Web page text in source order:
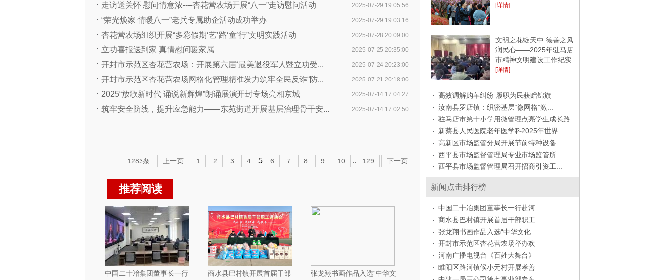
走访送关怀 慰问情意浓----杏花营农场开展“八一”走访慰问活动 2025-07-29 19:05:56
“荣光焕家 情暖八一”老兵专属助企活动成功举办 2025-07-29 19:03:16
杏花营农场组织开展“多彩假期‘艺’路‘童’行”文明实践活动 2025-07-28 20:09:00
立功喜报送到家 真情慰问暖家属 2025-07-25 20:35:00
开封市示范区杏花营农场：开展第六届“最美退役军人暨立功受... 2025-07-24 20:23:00
开封市示范区杏花营农场网格化管理精准发力筑牢全民反诈“防... 2025-07-21 20:18:00
2025“放歌新时代 诵说新辉煌”朗诵展演开封专场亮相京城 2025-07-14 17:04:27
筑牢安全防线，提升应急能力——东苑街道开展基层治理骨干安... 2025-07-14 17:02:50
1283条 上一页 1 2 3 4 5 6 7 8 9 10 .. 129 下一页
推荐阅读
中国二十冶集团董事长一行
商水县巴村镇开展首届干部
张龙翔书画作品入选“中华文
[详情]
文明之花绽天中 德善之风
润民心——2025年驻马店
市精神文明建设工作纪实
[详情]
高效调解购车纠纷 履职为民获赠锦旗
汝南县罗店镇：织密基层“微网格”激...
驻马店市第十小学用微管理点亮学生成长路
新蔡县人民医院老年医学科2025年世界...
高新区市场监管分局开展节前特种设备...
西平县市场监督管理局专业市场监管所...
西平县市场监督管理局召开招商引资工...
新闻点击排行榜
中国二十冶集团董事长一行赴河
商水县巴村镇开展首届干部职工
张龙翔书画作品入选“中华文化
开封市示范区杏花营农场举办欢
河南广播电视台《百姓大舞台》
睢阳区路河镇候小元村开展孝善